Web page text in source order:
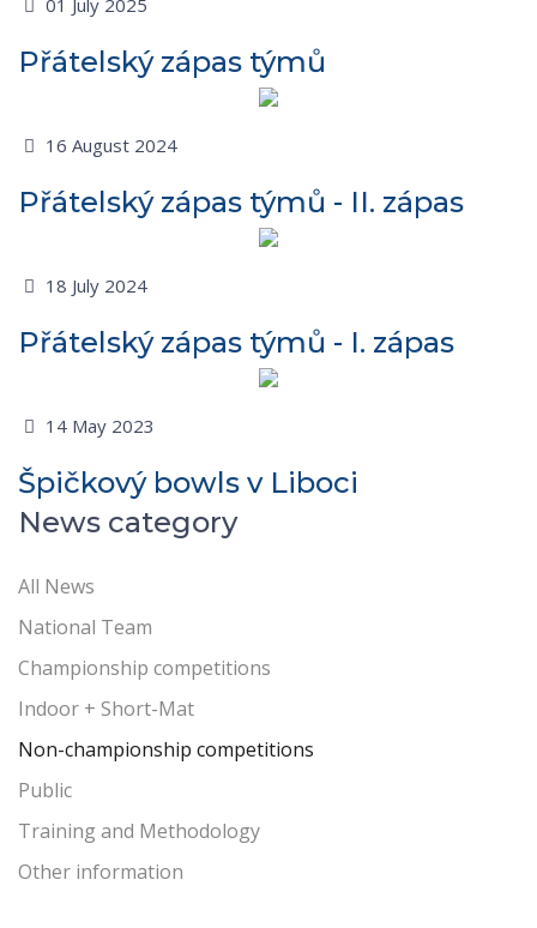
Přátelský zápas týmů
16 August 2024
Přátelský zápas týmů - II. zápas
18 July 2024
Přátelský zápas týmů - I. zápas
14 May 2023
Špičkový bowls v Liboci
News category
All News
National Team
Championship competitions
Indoor + Short-Mat
Non-championship competitions
Public
Training and Methodology
Other information